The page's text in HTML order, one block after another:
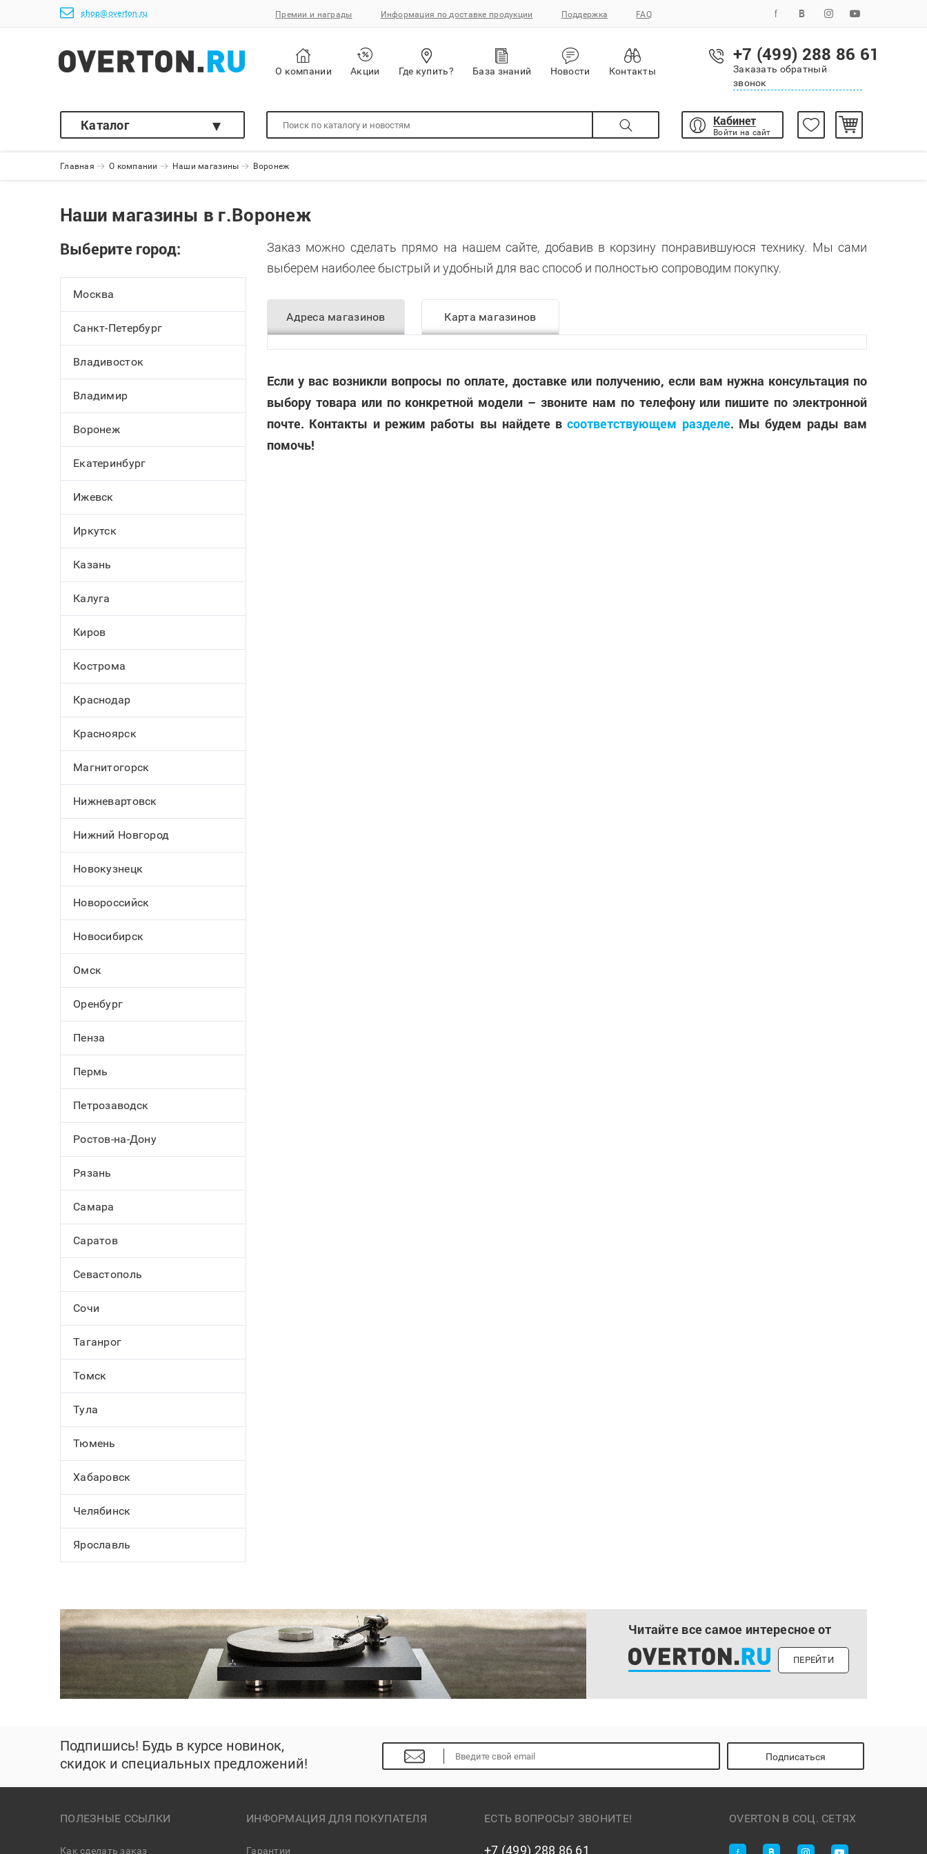
shop@overton.ru Премии и награды Информация по доставке продукции Поддержка FAQ
О компании Акции Где купить? База знаний Новости Контакты
+7 (499) 288 86 61
Заказать обратный
звонок
Каталог Кабинет
Войти на сайт
Главная О компании Наши магазины Воронеж
Наши магазины в г.Воронеж
Выберите город:
Москва
Санкт-Петербург
Владивосток
Владимир
Воронеж
Екатеринбург
Ижевск
Иркутск
Казань
Калуга
Киров
Кострома
Краснодар
Красноярск
Магнитогорск
Нижневартовск
Нижний Новгород
Новокузнецк
Новороссийск
Новосибирск
Омск
Оренбург
Пенза
Пермь
Петрозаводск
Ростов-на-Дону
Рязань
Самара
Саратов
Севастополь
Сочи
Таганрог
Томск
Тула
Тюмень
Хабаровск
Челябинск
Ярославль
Заказ можно сделать прямо на нашем сайте, добавив в корзину понравившуюся технику. Мы сами
выберем наиболее быстрый и удобный для вас способ и полностью сопроводим покупку.
Адреса магазинов Карта магазинов
Если у вас возникли вопросы по оплате, доставке или получению, если вам нужна консультация по
выбору товара или по конкретной модели – звоните нам по телефону или пишите по электронной
почте. Контакты и режим работы вы найдете всоответствующем разделе. Мы будем рады вам
помочь!
Читайте все самое интересное от
ПЕРЕЙТИ
Подпишись! Будь в курсе новинок,
скидок и специальных предложений!
Подписаться
ПОЛЕЗНЫЕ ССЫЛКИ
Как сделать заказ
ИНФОРМАЦИЯ ДЛЯ ПОКУПАТЕЛЯ
Гарантии
ЕСТЬ ВОПРОСЫ? ЗВОНИТЕ!
+7 (499) 288 86 61
OVERTON В СОЦ. СЕТЯХ